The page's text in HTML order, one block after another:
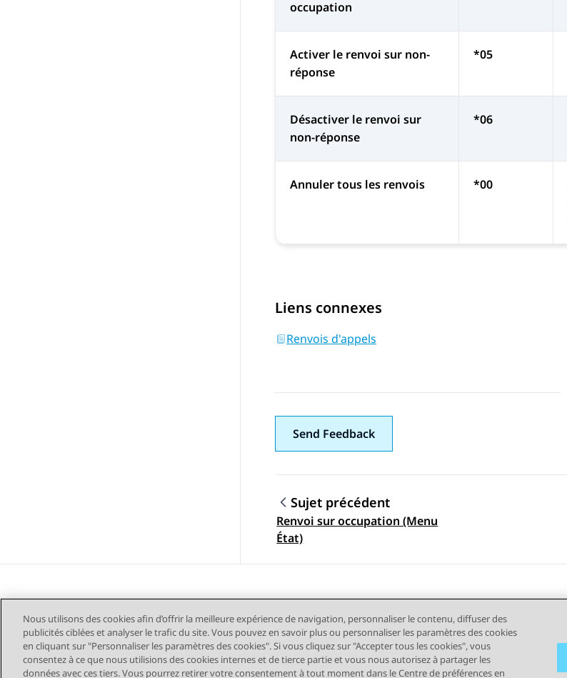
occupation
Activer le renvoi sur non-
réponse
*05
Désactiver le renvoi sur
non-réponse
*06
Annuler tous les renvois *00
Liens connexes
Renvois d'appels
Send Feedback
Navigation par sujet
Sujet précédent
Renvoi sur occupation (Menu
État)
Nous utilisons des cookies afin d’offrir la meilleure expérience de navigation, personnaliser le contenu, diffuser des
publicités ciblées et analyser le trafic du site. Vous pouvez en savoir plus ou personnaliser les paramètres des cookies
en cliquant sur "Personnaliser les paramètres des cookies". Si vous cliquez sur "Accepter tous les cookies", vous
consentez à ce que nous utilisions des cookies internes et de tierce partie et vous nous autorisez à partager les
données avec ces tiers. Vous pourrez retirer votre consentement à tout moment dans le Centre de préférences en